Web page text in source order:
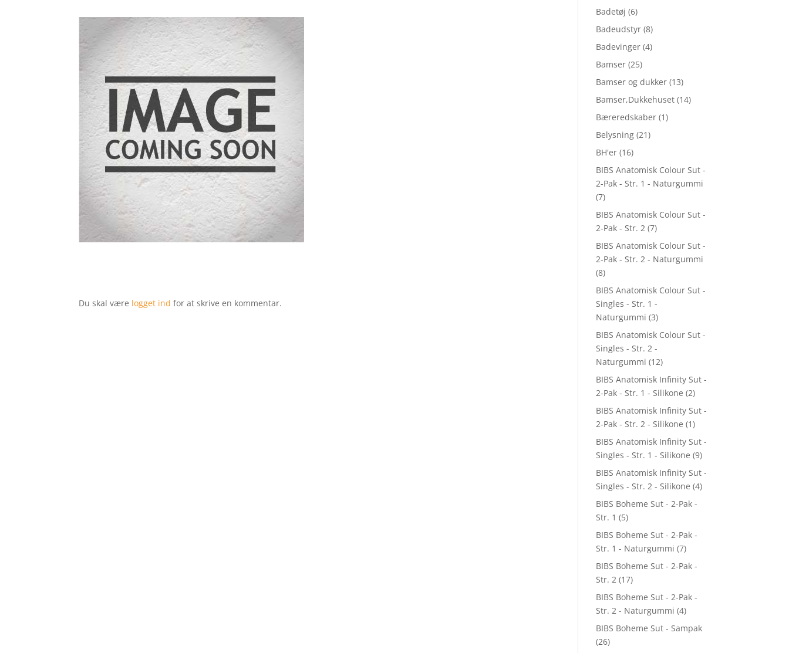
Du skal være logget ind for at skrive en kommentar.
Badetøj (6)
Badeudstyr (8)
Badevinger (4)
Bamser (25)
Bamser og dukker (13)
Bamser,Dukkehuset (14)
Bæreredskaber (1)
Belysning (21)
BH'er (16)
BIBS Anatomisk Colour Sut -
2-Pak - Str. 1 - Naturgummi
(7)
BIBS Anatomisk Colour Sut -
2-Pak - Str. 2 (7)
BIBS Anatomisk Colour Sut -
2-Pak - Str. 2 - Naturgummi
(8)
BIBS Anatomisk Colour Sut -
Singles - Str. 1 -
Naturgummi (3)
BIBS Anatomisk Colour Sut -
Singles - Str. 2 -
Naturgummi (12)
BIBS Anatomisk Infinity Sut -
2-Pak - Str. 1 - Silikone (2)
BIBS Anatomisk Infinity Sut -
2-Pak - Str. 2 - Silikone (1)
BIBS Anatomisk Infinity Sut -
Singles - Str. 1 - Silikone (9)
BIBS Anatomisk Infinity Sut -
Singles - Str. 2 - Silikone (4)
BIBS Boheme Sut - 2-Pak -
Str. 1 (5)
BIBS Boheme Sut - 2-Pak -
Str. 1 - Naturgummi (7)
BIBS Boheme Sut - 2-Pak -
Str. 2 (17)
BIBS Boheme Sut - 2-Pak -
Str. 2 - Naturgummi (4)
BIBS Boheme Sut - Sampak
(26)